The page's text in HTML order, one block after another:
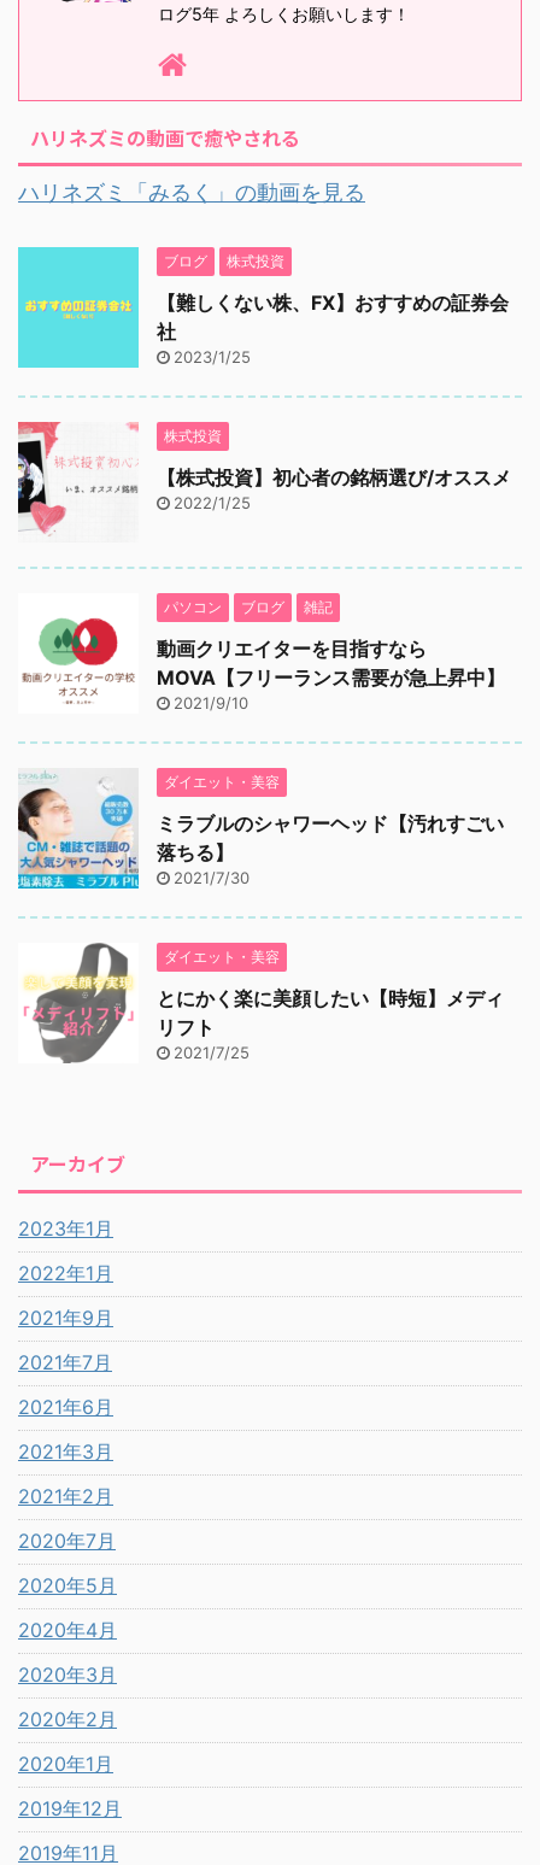
ログ5年 よろしくお願いします！
ハリネズミの動画で癒やされる
ハリネズミ「みるく」の動画を見る
ブログ 株式投資
【難しくない株、FX】おすすめの証券会
社
2023/1/25
株式投資
【株式投資】初心者の銘柄選び/オススメ
2022/1/25
パソコン ブログ 雑記
動画クリエイターを目指すなら
MOVA【フリーランス需要が急上昇中】
2021/9/10
ダイエット・美容
ミラブルのシャワーヘッド【汚れすごい
落ちる】
2021/7/30
ダイエット・美容
とにかく楽に美顔したい【時短】メディ
リフト
2021/7/25
アーカイブ
2023年1月
2022年1月
2021年9月
2021年7月
2021年6月
2021年3月
2021年2月
2020年7月
2020年5月
2020年4月
2020年3月
2020年2月
2020年1月
2019年12月
2019年11月